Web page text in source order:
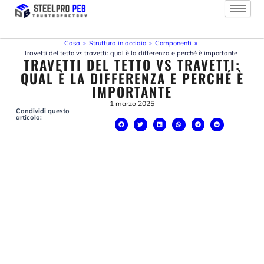
contenuto
Casa » Struttura in acciaio » Componenti »
Travetti del tetto vs travetti: qual è la differenza e perché è importante
TRAVETTI DEL TETTO VS TRAVETTI:
QUAL È LA DIFFERENZA E PERCHÉ È
IMPORTANTE
1 marzo 2025
Condividi questo
articolo: